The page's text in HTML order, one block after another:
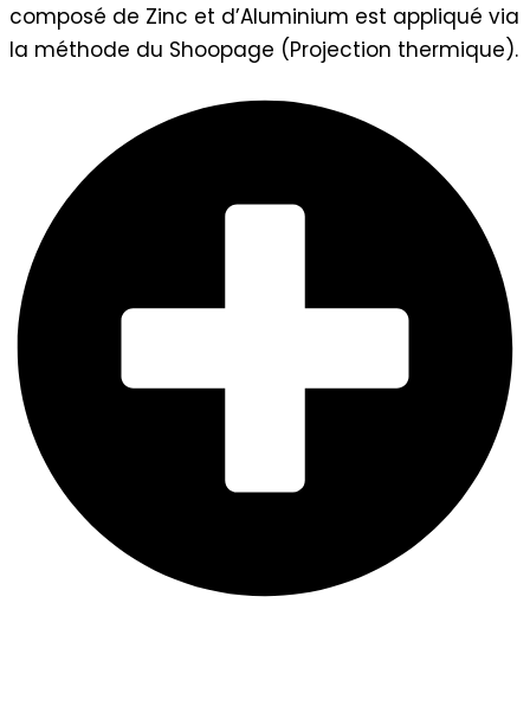
composé de Zinc et d’Aluminium est appliqué via
la méthode du Shoopage (Projection thermique).